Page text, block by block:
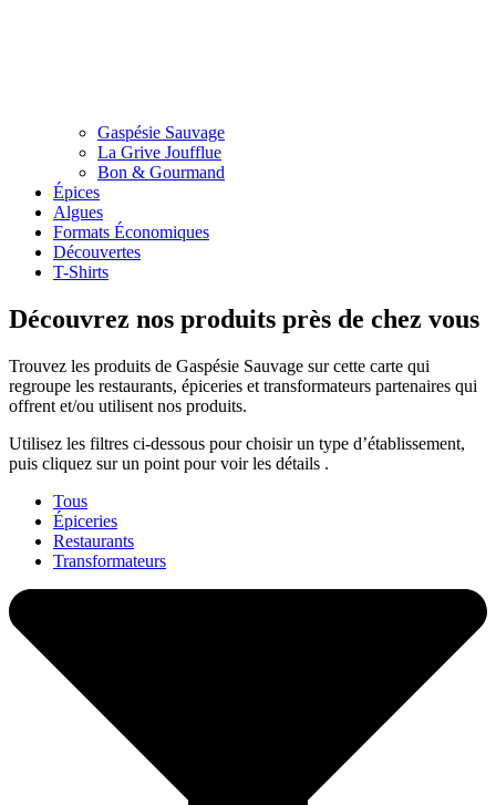
Gaspésie Sauvage
La Grive Joufflue
Bon & Gourmand
Épices
Algues
Formats Économiques
Découvertes
T-Shirts
Découvrez nos produits près de chez vous
Trouvez les produits de Gaspésie Sauvage sur cette carte qui
regroupe les restaurants, épiceries et transformateurs partenaires qui
offrent et/ou utilisent nos produits.
Utilisez les filtres ci-dessous pour choisir un type d’établissement,
puis cliquez sur un point pour voir les détails .
Tous
Épiceries
Restaurants
Transformateurs